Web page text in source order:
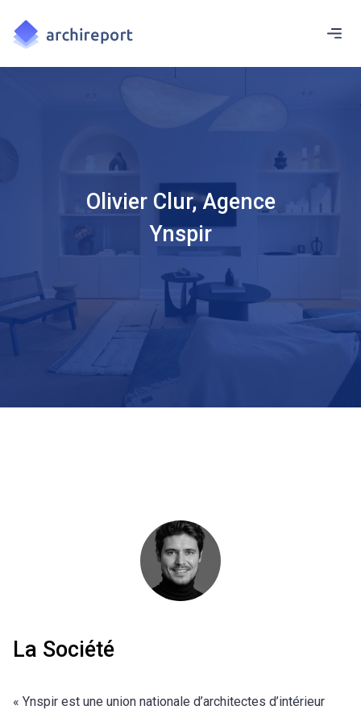
Olivier Clur, Agence
Ynspir
La Société
« Ynspir est une union nationale d’architectes d’intérieur